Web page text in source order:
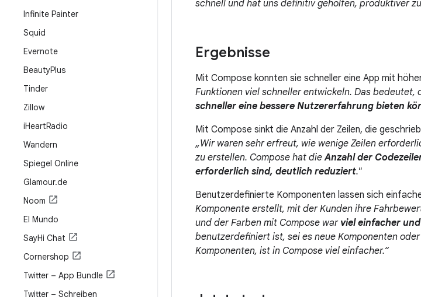
Infinite Painter
Squid
Evernote
BeautyPlus
Tinder
Zillow
iHeartRadio
Wandern
Spiegel Online
Glamour.de
Noom
El Mundo
SayHi Chat
Cornershop
Twitter – App Bundle
Twitter – Schreiben
schnell und hat uns definitiv geholfen, produktiver
Ergebnisse
Mit Compose konnten sie schneller eine App mit
Funktionen viel schneller entwickeln. Das bedeutet,
schneller eine bessere Nutzererfahrung bieten
Mit Compose sinkt die Anzahl der Zeilen, die
„Wir waren sehr erfreut, wie wenige Zeilen
zu erstellen. Compose hat dieAnzahl der
erforderlich sind, deutlich reduziert."
Benutzerdefinierte Komponenten lassen sich
Komponente erstellt, mit der Kunden ihre
und der Farben mit Compose war viel einfacher
benutzerdefiniert ist, sei es neue Komponenten
Komponenten, ist in Compose viel einfacher.“